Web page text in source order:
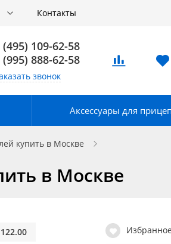
Контакты
(495) 109-62-58
(995) 888-62-58
звонок
Аксессуары для
купить в Москве
в Москве
Избранное